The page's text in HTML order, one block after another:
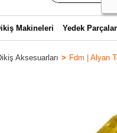
Makineleri Yedek Parçalar
Aksesuarları Fdm | Alyan